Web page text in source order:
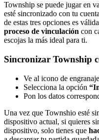
Township se puede jugar en
esté sincronizado con tu
de estas tres opciones es
proceso de vinculación con
escojas la más ideal para ti.
Sincronizar Township
Ve al icono de
Selecciona la opción
Pon los datos
Una vez que Townshio esté
dispositivo actual, si quieres
dispositivo, solo tienes que